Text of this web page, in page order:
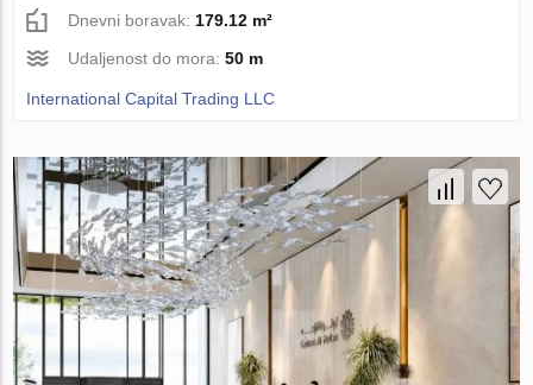
Dnevni boravak:179.12 m²
Udaljenost do mora:50 m
International Capital Trading LLC